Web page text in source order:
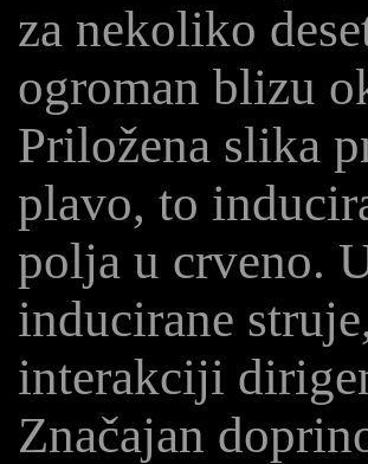
za nekoliko
ogroman blizu
Priložena slika
plavo, to
polja u crveno.
inducirane
interakciji
Značajan